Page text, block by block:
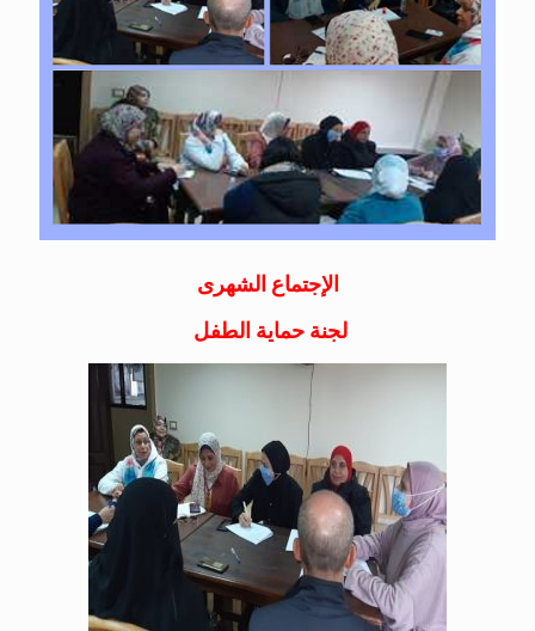
الإجتماع الشهرى
لجنة حماية الطفل